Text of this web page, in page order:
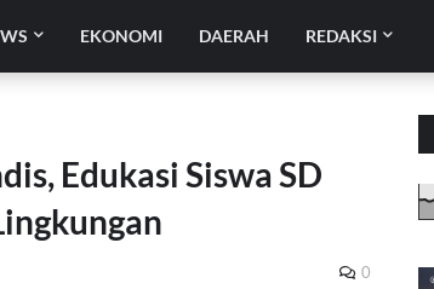
EKONOMI DAERAH REDAKSI
Edukasi Siswa SD
0